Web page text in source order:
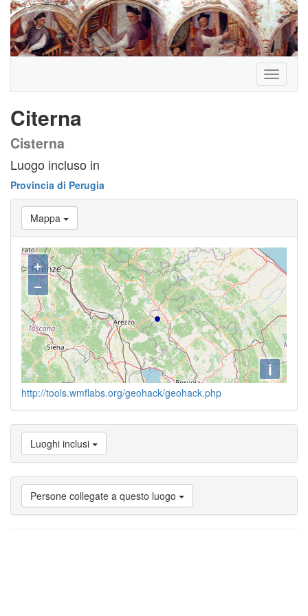
Toggle
Citerna
Cisterna
Luogo incluso in
Provincia di Perugia
Mappa
+
−
i
http://tools.wmflabs.org/geohack/geohack.php
Luoghi inclusi
Persone collegate a questo luogo